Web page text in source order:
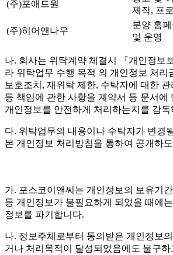
(주)포애드원
제작, 프
(주)히어앤나우
분양 홈
및 운영
나. 회사는 위탁계약 체결시 『개인정보
라 위탁업무 수행 목적 외 개인정보 처리
보호조치, 재위탁 제한, 수탁자에 대한 관
등 책임에 관한 사항을 계약서 등 문서에
개인정보를 안전하게 처리하는지를 감독
다. 위탁업무의 내용이나 수탁자가 변경
본 개인정보 처리방침을 통하여 공개하
가. 포스코이앤씨는 개인정보의 보유기
등 개인정보가 불필요하게 되었을 때에
정보를 파기합니다.
나. 정보주체로부터 동의받은 개인정보
거나 처리목적이 달성되었음에도 불구